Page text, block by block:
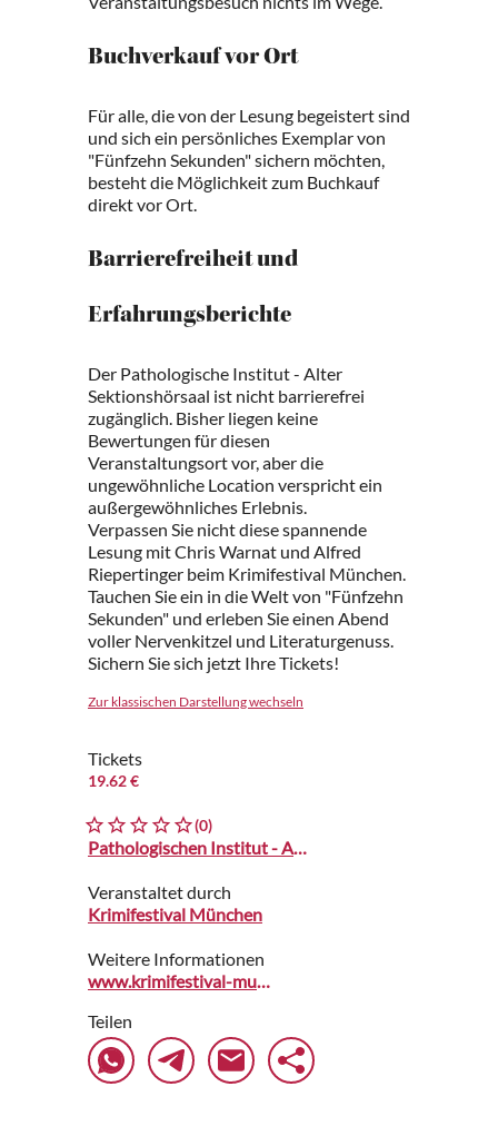
Buchverkauf vor Ort
Für alle, die von der Lesung begeistert sind
und sich ein persönliches Exemplar von
"Fünfzehn Sekunden" sichern möchten,
besteht die Möglichkeit zum Buchkauf
direkt vor Ort.
Barrierefreiheit und
Erfahrungsberichte
Der Pathologische Institut - Alter
Sektionshörsaal ist nicht barrierefrei
zugänglich. Bisher liegen keine
Bewertungen für diesen
Veranstaltungsort vor, aber die
ungewöhnliche Location verspricht ein
außergewöhnliches Erlebnis.
Verpassen Sie nicht diese spannende
Lesung mit Chris Warnat und Alfred
Riepertinger beim Krimifestival München.
Tauchen Sie ein in die Welt von "Fünfzehn
Sekunden" und erleben Sie einen Abend
voller Nervenkitzel und Literaturgenuss.
Sichern Sie sich jetzt Ihre Tickets!
Zur klassischen Darstellung wechseln
Tickets
19.62 €
(0)
Pathologischen Institut - Alter Sektionshörsaal
Veranstaltet durch
Krimifestival München
Weitere Informationen
www.krimifestival-muenchen.de
Teilen